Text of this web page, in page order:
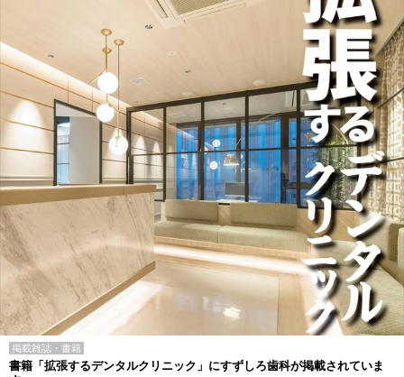
掲載雑誌・書籍
書籍「拡張するデンタルクリニック」にすずしろ歯科が掲載されていま